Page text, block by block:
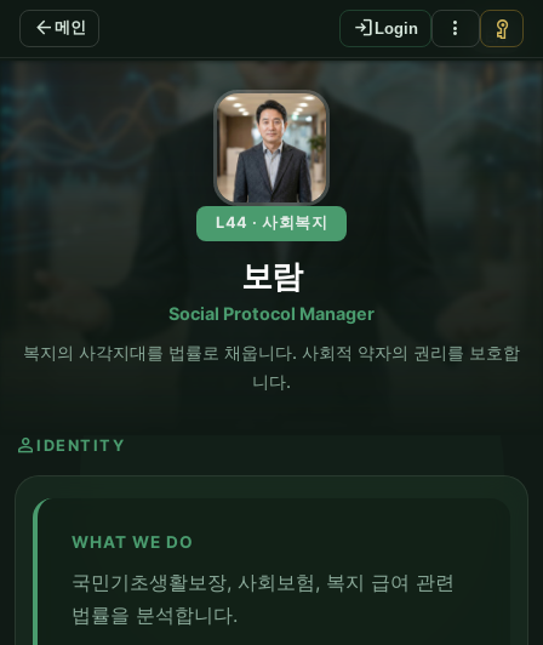
arrow_back 메인 login Login more_vert vpn_key
EN
L44 · 사회복지
보람
Social Protocol Manager
복지의 사각지대를 법률로 채웁니다. 사회적 약자의 권리를 보호합
니다.
person IDENTITY
WHAT WE DO
국민기초생활보장, 사회보험, 복지 급여 관련
법률을 분석합니다.